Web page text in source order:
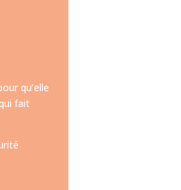
qu’elle
fait